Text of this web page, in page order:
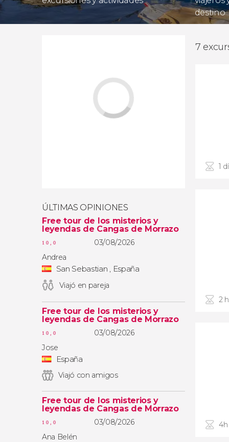
destino
ÚLTIMAS OPINIONES
Free tour de los misterios y
leyendas de Cangas de Morrazo
10,0
03/08/2026
Andrea
San Sebastian , España
Viajó en pareja
Free tour de los misterios y
leyendas de Cangas de Morrazo
10,0
03/08/2026
Jose
España
Viajó con amigos
Free tour de los misterios y
leyendas de Cangas de Morrazo
10,0
03/08/2026
Ana Belén
7
1
2
4h